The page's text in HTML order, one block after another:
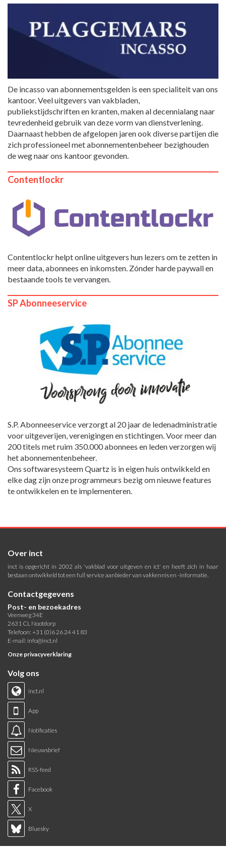
De incasso van abonnementsgelden is een specialiteit van ons
kantoor. Veel uitgevers van vakbladen,
publiekstijdschriften en kranten, maken al decennialang naar
tevredenheid gebruik van deze vorm van dienstverlening.
Daarnaast hebben de afgelopen jaren ook diverse partijen die
zich professioneel met abonnementenbeheer bezighouden
de weg naar ons kantoor gevonden.
Contentlockr
Contentlockr helpt online uitgevers hun lezers om te zetten in
meer data, abonnees en inkomsten. Zónder harde paywall en
bestaande tools te vervangen.
SP Abonneeservice
S.P. Abonneeservice verzorgt al 20 jaar de ledenadministratie
voor uitgeverijen, verenigingen en stichtingen. Voor meer dan
200 titels met ruim 350.000 abonnees en leden verzorgen wij
het abonnementenbeheer.
Ons softwaresysteem Quartz is in eigen huis ontwikkeld en
elke dag zijn onze programmeurs bezig om nieuwe features
te ontwikkelen en te implementeren.
Over inct
inct is opgericht in 2002 als 'vakblad voor uitgeven en ict' en heeft zich in haar
bestaan ontwikkeld tot een full service aanbieder van vakkennis en -informatie.
Contactgegevens
Post- en bezoekadres
Veenweg 34E
2631 CL Nootdorp
Telefoon: +31 (0)6 26 24 41 83
E-mail: info@inct.nl
Onze privacyverklaring
Volg ons
inct.nl
App
Notificaties
Nieuwsbrief
RSS-feed
Facebook
X
Bluesky